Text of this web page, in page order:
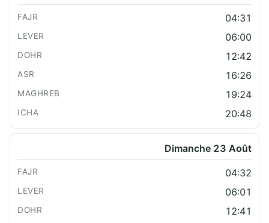
04:31
06:00
12:42
16:26
19:24
20:48
Dimanche 23 Août
04:32
06:01
12:41